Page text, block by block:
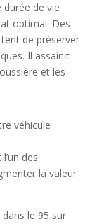
durée de vie
optimal. Des
de préserver
Il assainit
et les
véhicule
des
la valeur
le 95 sur